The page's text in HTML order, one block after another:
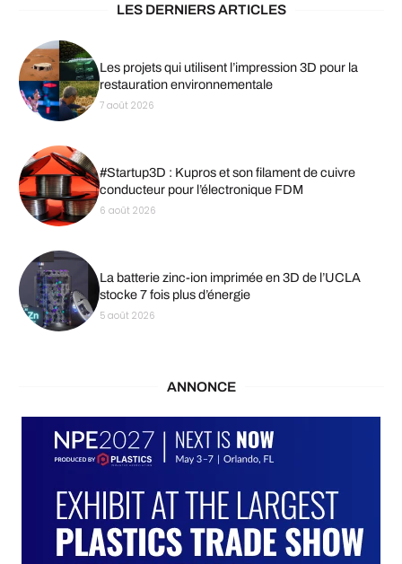
LES DERNIERS ARTICLES
Les projets qui utilisent l’impression 3D pour la
restauration environnementale
7 août 2026
#Startup3D : Kupros et son filament de cuivre
conducteur pour l’électronique FDM
6 août 2026
La batterie zinc-ion imprimée en 3D de l’UCLA
stocke 7 fois plus d’énergie
5 août 2026
ANNONCE